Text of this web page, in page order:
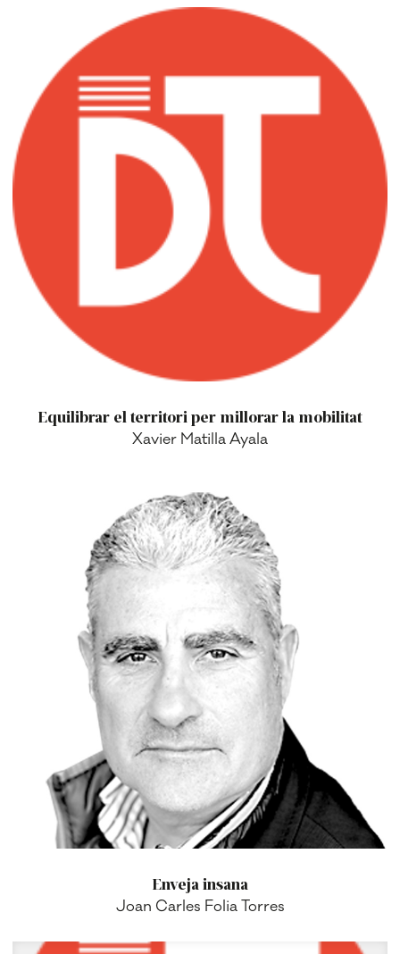
Equilibrar el territori per millorar la mobilitat
Xavier Matilla Ayala
Enveja insana
Joan Carles Folia Torres